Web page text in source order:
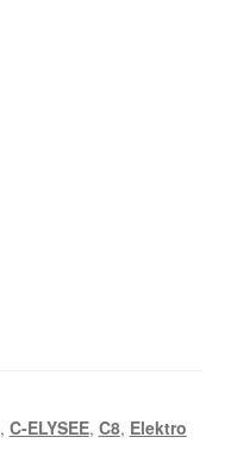
, C-ELYSEE, C8, Elektro